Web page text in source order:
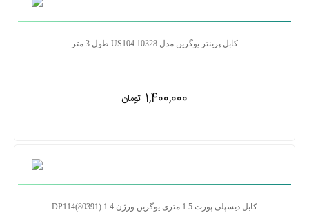
کابل پرینتر یوگرین مدل US104 10328 طول 3 متر
1,400,000 تومان
کابل دیسپلی پورت 1.5 متری یوگرین ورژن 1.4 DP114(80391)